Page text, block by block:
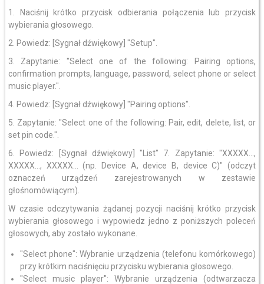
1. Naciśnij krótko przycisk odbierania połączenia lub przycisk
wybierania głosowego.
2. Powiedz: [Sygnał dźwiękowy] "Setup".
3. Zapytanie: "Select one of the following: Pairing options,
confirmation prompts, language, password, select phone or select
music player.".
4. Powiedz: [Sygnał dźwiękowy] "Pairing options".
5. Zapytanie: "Select one of the following: Pair, edit, delete, list, or
set pin code.".
6. Powiedz: [Sygnał dźwiękowy] "List" 7. Zapytanie: "XXXXX...,
XXXXX..., XXXXX... (np. Device A, device B, device C)" (odczyt
oznaczeń urządzeń zarejestrowanych w zestawie
głośnomówiącym).
W czasie odczytywania żądanej pozycji naciśnij krótko przycisk
wybierania głosowego i wypowiedz jedno z poniższych poleceń
głosowych, aby zostało wykonane.
"Select phone": Wybranie urządzenia (telefonu komórkowego)
przy krótkim naciśnięciu przycisku wybierania głosowego.
"Select music player": Wybranie urządzenia (odtwarzacza